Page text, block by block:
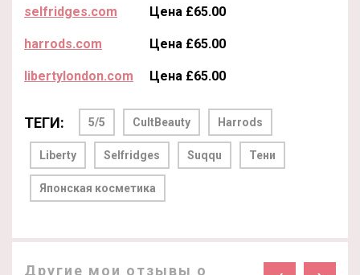
selfridges.com Цена £65.00
harrods.com Цена £65.00
libertylondon.com Цена £65.00
ТЕГИ: 5/5 CultBeauty Harrods
Liberty Selfridges Suqqu Тени
Японская косметика
Другие мои отзывы о